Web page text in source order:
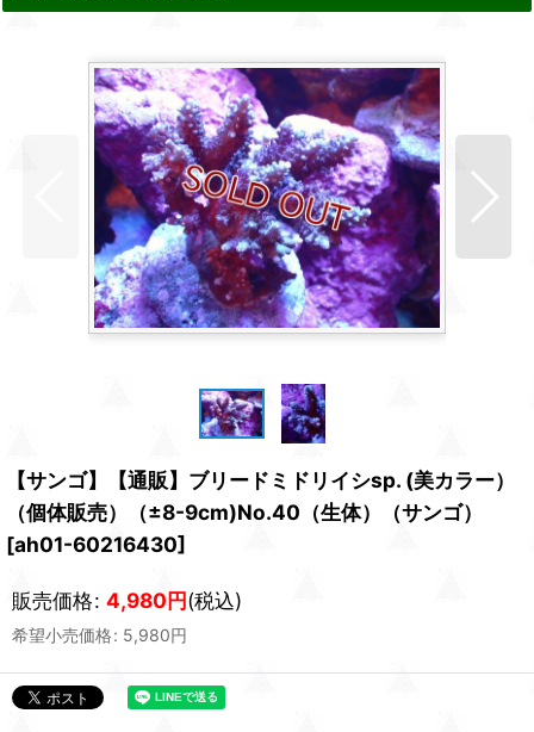
【サンゴ】【通販】ブリードミドリイシsp. (美カラー）
（個体販売）（±8-9cm)No.40（生体）（サンゴ）
[ah01-60216430]
販売価格: 4,980円(税込)
希望小売価格: 5,980円